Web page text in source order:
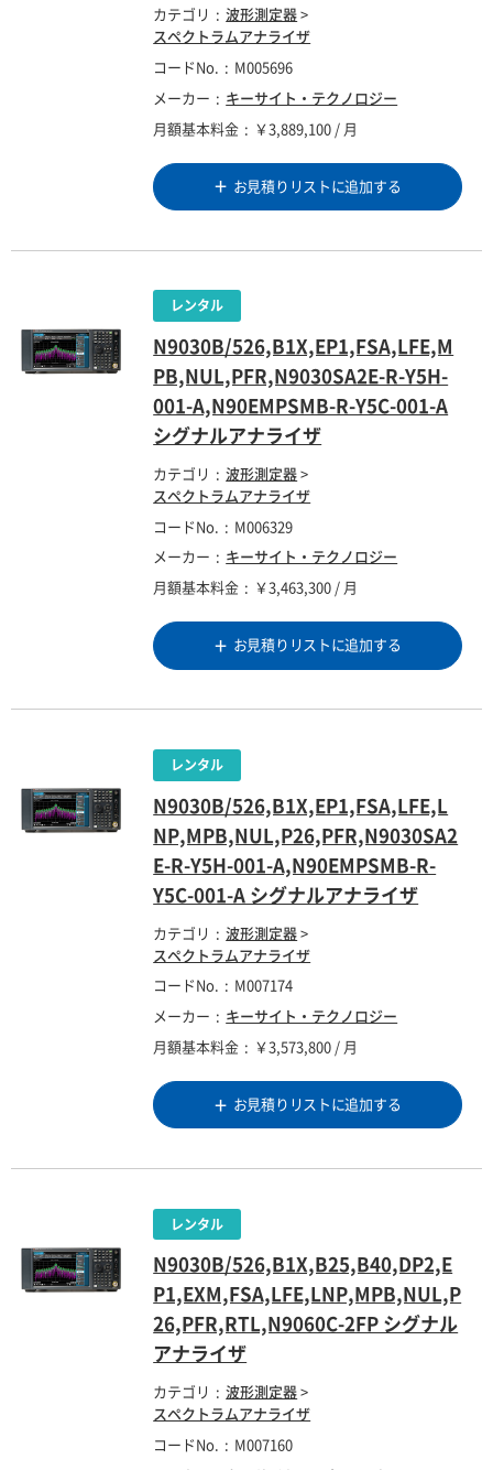
カテゴリ 波形測定器 >
スペクトラムアナライザ
コードNo. M005696
メーカー キーサイト・テクノロジー
月額基本料金 ￥3,889,100 / 月
お見積りリストに追加する
N9030B/526,B1X,EP1,FSA,LFE,M
PB,NUL,PFR,N9030SA2E-R-Y5H-
001-A,N90EMPSMB-R-Y5C-001-A
シグナルアナライザ
カテゴリ 波形測定器 >
スペクトラムアナライザ
コードNo. M006329
メーカー キーサイト・テクノロジー
月額基本料金 ￥3,463,300 / 月
お見積りリストに追加する
N9030B/526,B1X,EP1,FSA,LFE,L
NP,MPB,NUL,P26,PFR,N9030SA2
E-R-Y5H-001-A,N90EMPSMB-R-
Y5C-001-A シグナルアナライザ
カテゴリ 波形測定器 >
スペクトラムアナライザ
コードNo. M007174
メーカー キーサイト・テクノロジー
月額基本料金 ￥3,573,800 / 月
お見積りリストに追加する
N9030B/526,B1X,B25,B40,DP2,E
P1,EXM,FSA,LFE,LNP,MPB,NUL,P
26,PFR,RTL,N9060C-2FP シグナル
アナライザ
カテゴリ 波形測定器 >
スペクトラムアナライザ
コードNo. M007160